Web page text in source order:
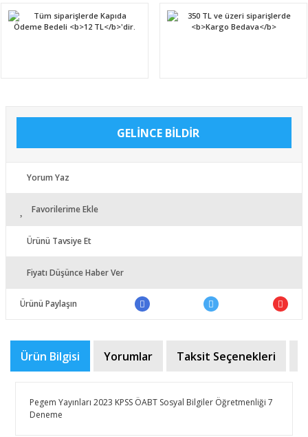
GELİNCE BİLDİR
Yorum Yaz
Favorilerime Ekle
Ürünü Tavsiye Et
Fiyatı Düşünce Haber Ver
Ürünü Paylaşın
Ürün Bilgisi Yorumlar Taksit Seçenekleri
Pegem Yayınları 2023 KPSS ÖABT Sosyal Bilgiler Öğretmenliği 7
Deneme